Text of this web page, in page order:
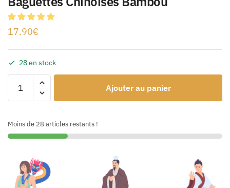
17.90€
28 en stock
Ajouter au panier
Moins de 28 articles restants !